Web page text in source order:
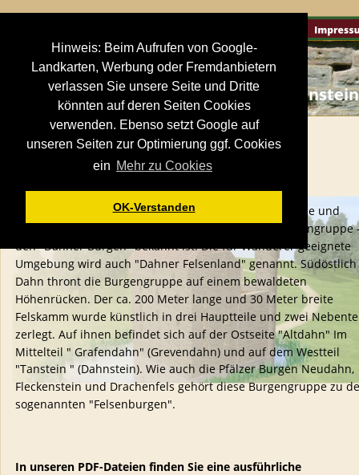
Hinweis: Beim Aufrufen von Google-
Landkarten, Werbung oder Fremdanbietern
verlassen Sie unsere Seite und Dritte
könnten auf deren Seiten Cookies
verwenden. Ebenso setzt Google auf
unseren Seiten zur Optimierung ggf. Cookies
ein Mehr zu Cookies
OK-Verstanden
Burg Tanstein- Westliche Burg der Dahner
Burgengruppe
Mitten im Pfälzer Wald an der B427 zwischen Karlsruhe und
Pirmasens liegt der Ort Dahn, welcher für seine Burgengruppe
den "Dahner Burgen" bekannt ist. Die für Wanderer geeignete
Umgebung wird auch "Dahner Felsenland" genannt.
Dahn thront die Burgengruppe auf einem bewaldeten
Höhenrücken. Der ca. 200 Meter lange und 30 Meter breite
Felskamm wurde künstlich in drei Hauptteile und zwei
zerlegt. Auf ihnen befindet sich auf der Ostseite "Altdahn" Im
Mittelteil " Grafendahn" (Grevendahn) und auf dem Westteil
"Tanstein " (Dahnstein). Wie auch die Pfälzer Burgen Neudahn,
Fleckenstein und Drachenfels gehört diese Burgengruppe zu
sogenannten "Felsenburgen".
In unseren PDF-Dateien finden Sie eine ausführliche
Dahn - Burg Tanstein